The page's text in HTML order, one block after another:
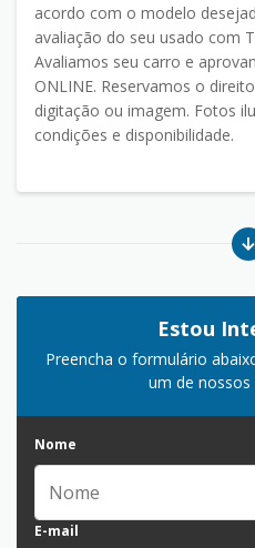
acordo com o modelo
avaliação do seu usado com
Avaliamos seu carro e
ONLINE. Reservamos o
digitação ou imagem. Fotos
condições e disponibilidade.
Estou
Preencha o formulário
um de nossos
Nome
E-mail